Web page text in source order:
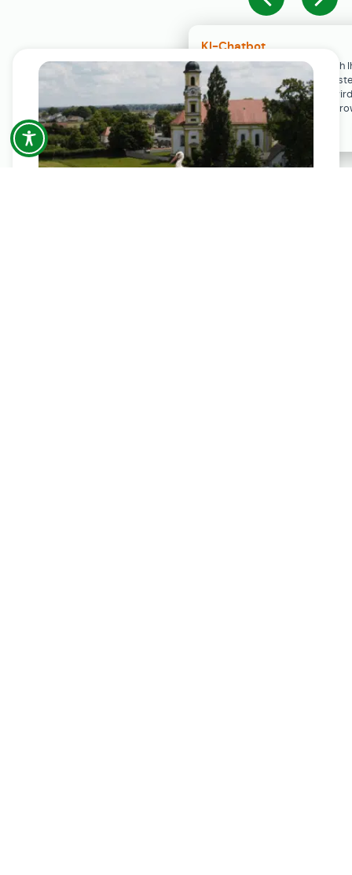
KI-Chatbot
Der KI-Chatbot steht erst nach
Einwilligung in den Cookie-
Verfügung. Der Chat-Verlauf
ausschließlich lokal in Ihrem
gespeichert.